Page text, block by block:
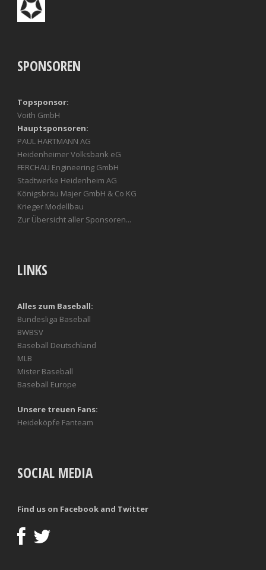
SPONSOREN
Topsponsor:
Voith GmbH
Hauptsponsoren:
PAUL HARTMANN AG
Heidenheimer Volksbank eG
FERCHAU Engineering GmbH
Stadtwerke Heidenheim AG
Königsbräu Majer GmbH & Co KG
Krieger Modellbau
Zur Übersicht aller Sponsoren...
LINKS
Alles zum Baseball:
Bundesliga Baseball
BWBSV
Baseball Deutschland
MLB
Mister Baseball
Baseball Europe
Unsere treuen Fans:
Heideköpfe Fanteam
SOCIAL MEDIA
Find us on Facebook and Twitter